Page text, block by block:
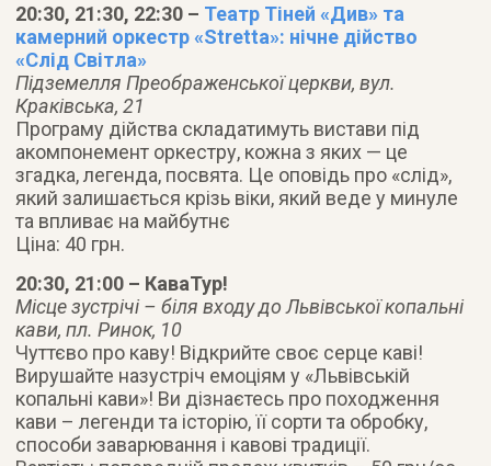
20:30, 21:30, 22:30 – Театр Тіней «Див» та
камерний оркестр «Stretta»: нічне дійство
«Слід Світла»
Підземелля Преображенської церкви, вул.
Краківська, 21
Програму дійства складатимуть вистави під
акомпонемент оркестру, кожна з яких — це
згадка, легенда, посвята. Це оповідь про «слід»,
який залишається крізь віки, який веде у минуле
та впливає на майбутнє
Ціна: 40 грн.
20:30, 21:00 – КаваТур!
Місце зустрічі – біля входу до Львівської копальні
кави, пл. Ринок, 10
Чуттєво про каву! Відкрийте своє серце каві!
Вирушайте назустріч емоціям у «Львівській
копальні кави»! Ви дізнаєтесь про походження
кави – легенди та історію, її сорти та обробку,
способи заварювання і кавові традиції.